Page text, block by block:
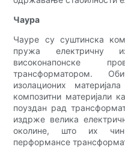
Чаура
Чауре су суштинска
пружа електричну
високонапонске
трансформатором.
изолационих
композитни материјали
поуздан рад
издрже велика
околине, што их
перформансе